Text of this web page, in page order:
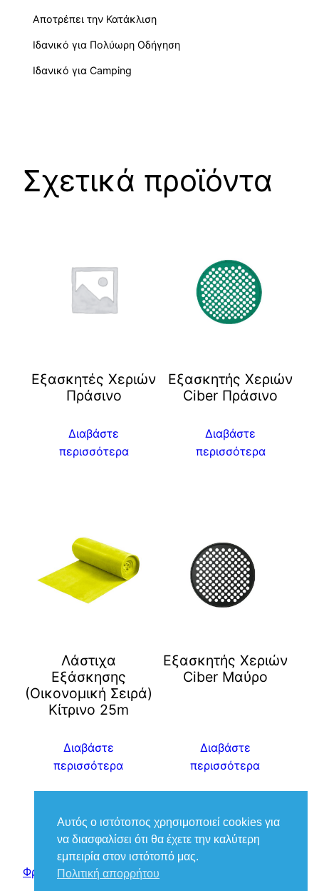
Αποτρέπει την Κατάκλιση
Ιδανικό για Πολύωρη Οδήγηση
Ιδανικό για Camping
Σχετικά προϊόντα
Εξασκητές Χεριών
Πράσινο
Διαβάστε
περισσότερα
Eξασκητής Χεριών
Ciber Πράσινο
Διαβάστε
περισσότερα
Λάστιχα
Εξάσκησης
(Οικονομική Σειρά)
Κίτρινο 25m
Διαβάστε
περισσότερα
Eξασκητής Χεριών
Ciber Μαύρο
Διαβάστε
περισσότερα
Φροντίδα Ιατρικά – Βούκιας Βασίλειος
Αυτός ο ιστότοπος χρησιμοποιεί cookies για
να διασφαλίσει ότι θα έχετε την καλύτερη
εμπειρία στον ιστότοπό μας.
Πολιτική απορρήτου